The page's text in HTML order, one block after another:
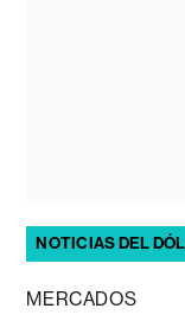
NOTICIAS DEL
MERCADOS